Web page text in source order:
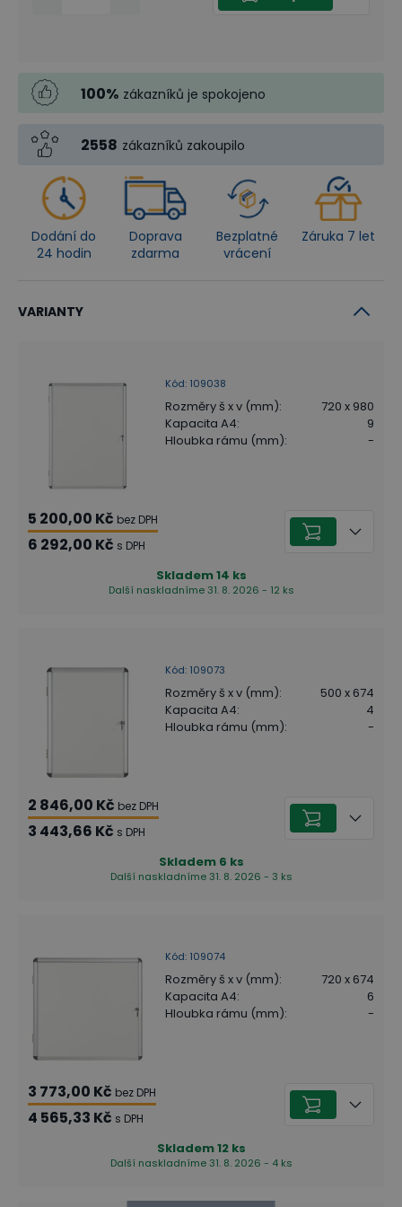
100% zákazníků je spokojeno
2558 zákazníků zakoupilo
Dodání do
24 hodin
Doprava
zdarma
Bezplatné
vrácení
Záruka 7 let
VARIANTY
Kód: 109038
Rozměry š x v (mm):
720 x 980
Kapacita A4:
9
Hloubka rámu (mm): -
5 200,00 Kč bez DPH
6 292,00 Kč s DPH
Skladem14 ks
Další naskladníme 31. 8. 2026 - 12 ks
Kód: 109073
Rozměry š x v (mm):
500 x 674
Kapacita A4:
4
Hloubka rámu (mm): -
2 846,00 Kč bez DPH
3 443,66 Kč s DPH
Skladem 6 ks
Další naskladníme 31. 8. 2026 - 3 ks
Kód: 109074
Rozměry š x v (mm):
720 x 674
Kapacita A4:
6
Hloubka rámu (mm): -
3 773,00 Kč bez DPH
4 565,33 Kč s DPH
Skladem12 ks
Další naskladníme 31. 8. 2026 - 4 ks